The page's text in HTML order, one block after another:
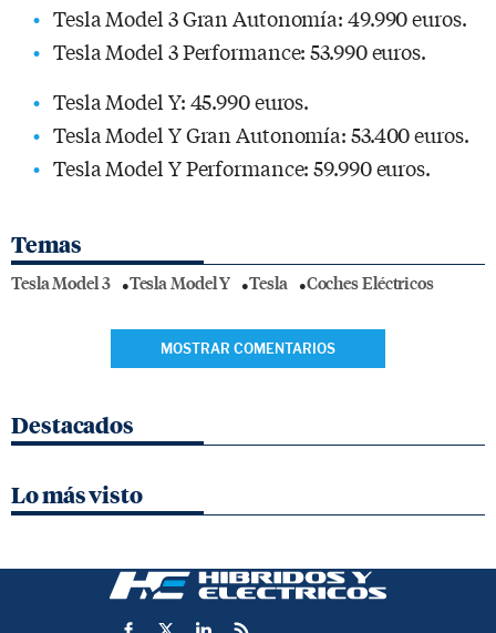
Tesla Model 3 Gran Autonomía: 49.990 euros.
Tesla Model 3 Performance: 53.990 euros.
Tesla Model Y: 45.990 euros.
Tesla Model Y Gran Autonomía: 53.400 euros.
Tesla Model Y Performance: 59.990 euros.
Temas
Tesla Model 3 Tesla Model Y Tesla Coches Eléctricos
MOSTRAR COMENTARIOS
Destacados
Lo más visto